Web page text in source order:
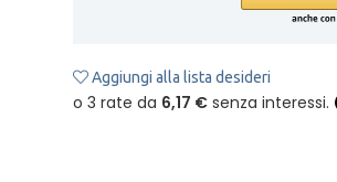
Aggiungi alla lista desideri